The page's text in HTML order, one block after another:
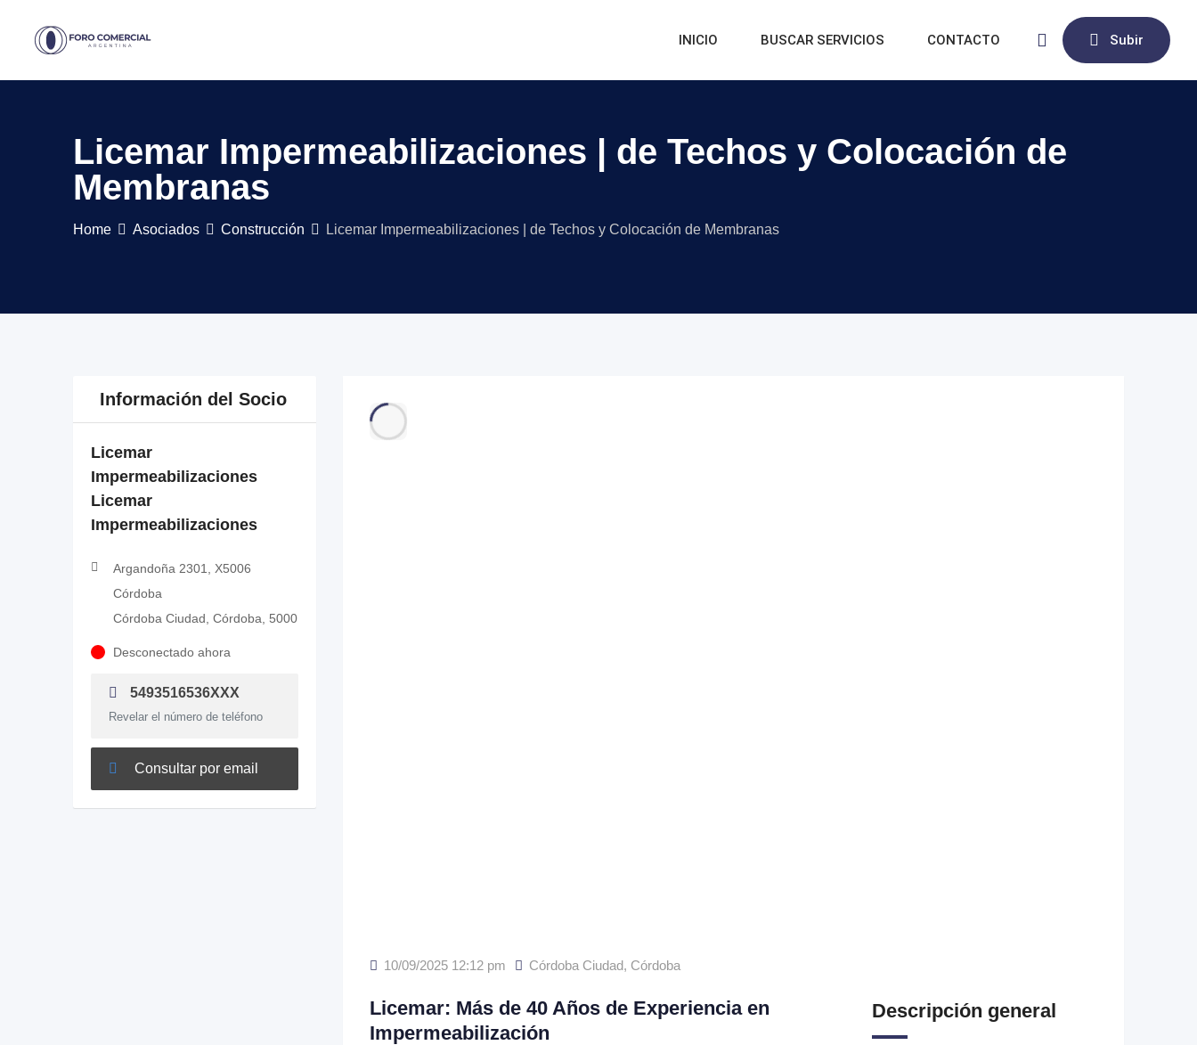
Subir
INICIO BUSCAR SERVICIOS CONTACTO
Licemar Impermeabilizaciones | de Techos y Colocación de
Membranas
Home Asociados Construcción Licemar Impermeabilizaciones | de Techos y Colocación de Membranas
Información del Socio
Licemar
Impermeabilizaciones
Licemar
Impermeabilizaciones
Argandoña 2301, X5006
Córdoba
Córdoba Ciudad, Córdoba, 5000
Desconectado ahora
5493516536XXX
Revelar el número de teléfono
Consultar por email
10/09/2025 12:12 pm Córdoba Ciudad, Córdoba
Licemar: Más de 40 Años de Experiencia en
Impermeabilización
Descripción general